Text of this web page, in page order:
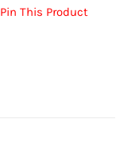
Pin This Product